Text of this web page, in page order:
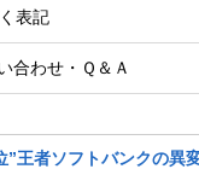
表記
合わせ・Ｑ＆Ａ
”王者ソフトバンクの異